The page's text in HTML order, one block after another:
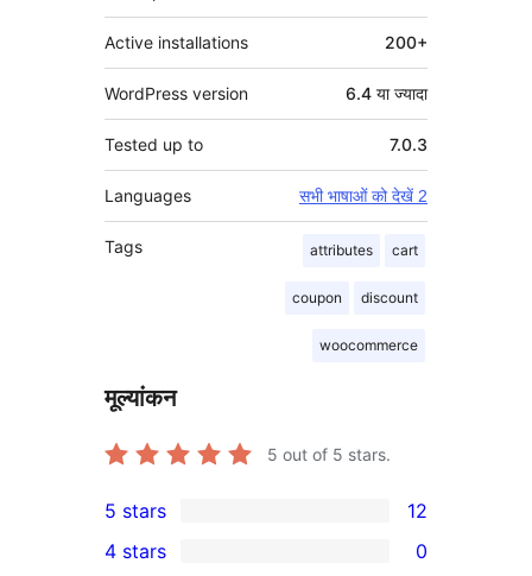
Active installations 200+
WordPress version 6.4 या ज्यादा
Tested up to 7.0.3
Languages सभी भाषाओं को देखें 2
Tags attributes cart
coupon discount
woocommerce
मूल्यांकन
5 out of 5 stars.
12
5-
5 stars 12
4 stars 0